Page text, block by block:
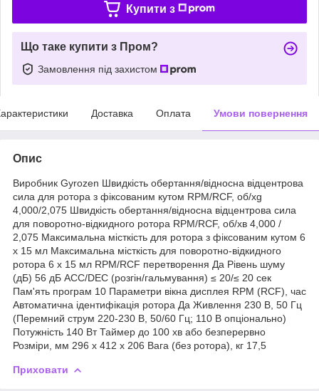
Купити з
Що таке купити з Пром?
Замовлення під захистом
Доставка Оплата Умови повернення
Опис
Виробник Gyrozen Швидкість обертання/відносна відцентрова
сила для ротора з фіксованим кутом RPM/RCF, об/хg
4,000/2,075 Швидкість обертання/відносна відцентрова сила
для поворотно-відкидного ротора RPM/RCF, об/хв 4,000 /
2,075 Максимальна місткість для ротора з фіксованим кутом 6
x 15 мл Максимальна місткість для поворотно-відкидного
ротора 6 x 15 мл RPM/RCF перетворення Да Рівень шуму
(дБ) 56 дБ ACC/DEC (розгін/гальмування) ≤ 20/≤ 20 сек
Пам'ять програм 10 Параметри вікна дисплея RPM (RCF), час
Автоматична ідентифікація ротора Да Живлення 230 В, 50 Гц
(Перемний струм 220-230 В, 50/60 Гц; 110 В опціонально)
Потужність 140 Вт Таймер до 100 хв або безперервно
Розміри, мм 296 x 412 x 206 Вага (без ротора), кг 17,5
Приховати